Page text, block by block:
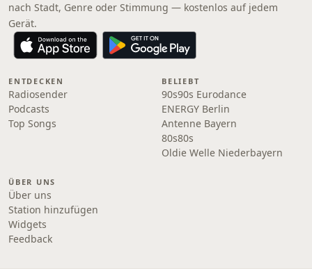
nach Stadt, Genre oder Stimmung — kostenlos auf jedem
Gerät.
ENTDECKEN
Radiosender
Podcasts
Top Songs
BELIEBT
90s90s Eurodance
ENERGY Berlin
Antenne Bayern
80s80s
Oldie Welle Niederbayern
ÜBER UNS
Über uns
Station hinzufügen
Widgets
Feedback